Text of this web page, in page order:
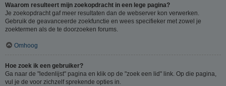
Waarom resulteert mijn zoekopdracht in een lege pagina?
Je zoekopdracht gaf meer resultaten dan de webserver kon verwerken.
Gebruik de geavanceerde zoekfunctie en wees specifieker met zowel je
zoektermen als de te doorzoeken forums.
Omhoog
Hoe zoek ik een gebruiker?
Ga naar de "ledenlijst" pagina en klik op de "zoek een lid" link. Op die pagina,
vul je de voor zichzelf sprekende opties in.